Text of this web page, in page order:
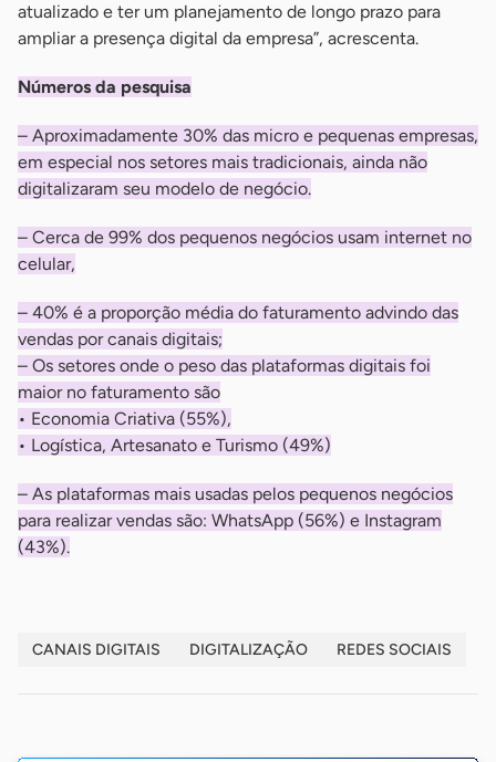
atualizado e ter um planejamento de longo prazo para
ampliar a presença digital da empresa”, acrescenta.
Números da pesquisa
– Aproximadamente 30% das micro e pequenas empresas,
em especial nos setores mais tradicionais, ainda não
digitalizaram seu modelo de negócio.
– Cerca de 99% dos pequenos negócios usam internet no
celular,
– 40% é a proporção média do faturamento advindo das
vendas por canais digitais;
– Os setores onde o peso das plataformas digitais foi
maior no faturamento são
• Economia Criativa (55%),
• Logística, Artesanato e Turismo (49%)
– As plataformas mais usadas pelos pequenos negócios
para realizar vendas são: WhatsApp (56%) e Instagram
(43%).
CANAIS DIGITAIS DIGITALIZAÇÃO REDES SOCIAIS